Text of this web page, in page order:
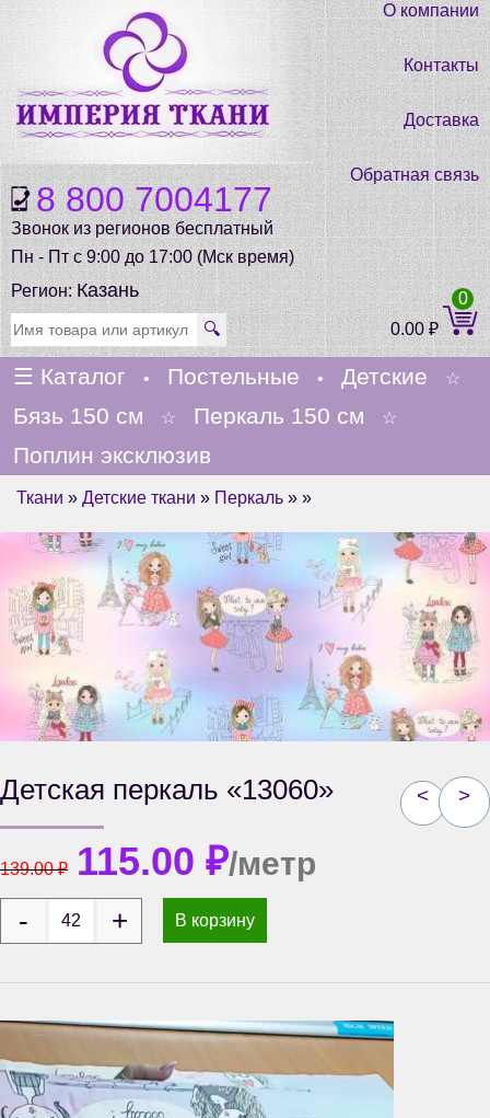
8 800 7004177
Звонок из регионов бесплатный
Пн - Пт с 9:00 до 17:00 (Мск время)
О компании
Контакты
Доставка
Обратная связь
Регион:Казань
🔍 0.00₽
0
☰ Каталог • Постельные • Детские ☆
Бязь 150 см ☆ Перкаль 150 см ☆
Поплин эксклюзив
Ткани » Детские ткани » Перкаль » »
< >
Детская перкаль «13060»
139.00₽ 115.00 ₽/метр
В корзину